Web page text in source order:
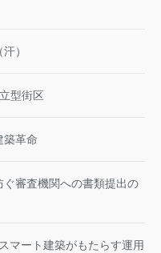
）
型街区
築革命
審査機関への書類提出の
マート建築がもたらす運用